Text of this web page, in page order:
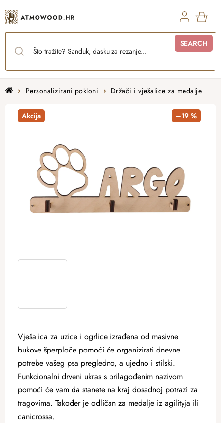
to
content
SEARCH
HomePersonalizirani pokloni Držači i vješalice za medalje
Vješalica za uzice i ogrlice izrađena od masivne
bukove šperploče pomoći će organizirati dnevne
potrebe vašeg psa pregledno, a ujedno i stilski.
Funkcionalni drveni ukras s prilagođenim nazivom
pomoći će vam da stanete na kraj dosadnoj potrazi za
tragovima. Također je odličan za medalje iz agilityja ili
canicrossa.
Akcija –19 %